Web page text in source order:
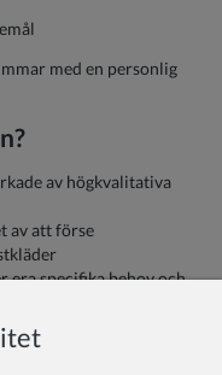
med en personlig
av högkvalitativa
av att förse
era specifika behov och
skolor och förskolor